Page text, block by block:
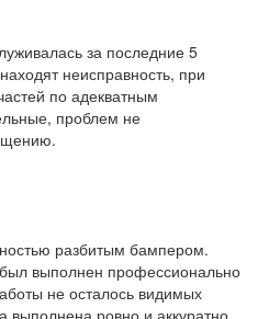
за последние 5
неисправность, при
по адекватным
проблем не
разбитым бампером.
выполнен профессионально
не осталось видимых
выполнена ровно и аккуратно.